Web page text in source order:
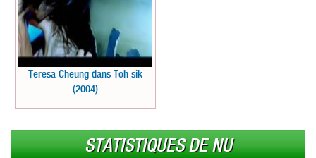
Teresa Cheung dans Toh sik
(2004)
STATISTIQUES DE NU